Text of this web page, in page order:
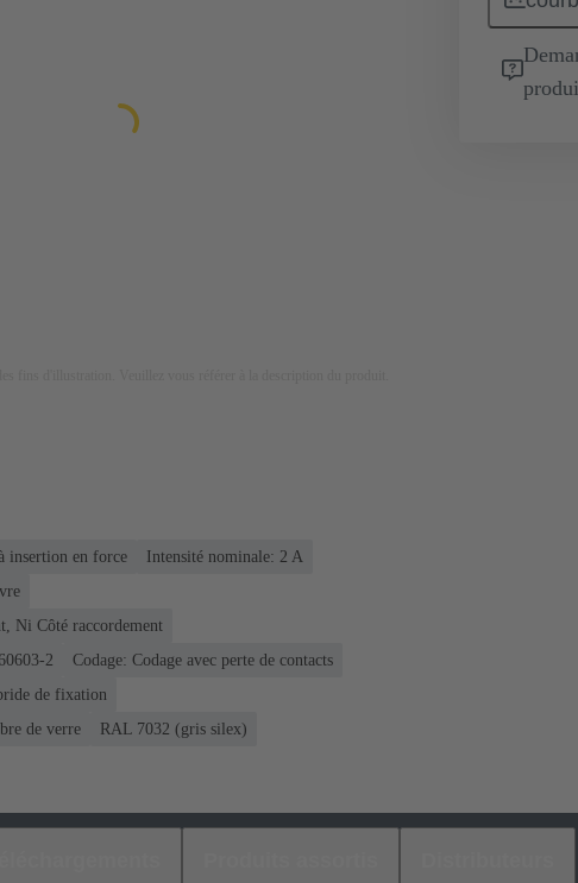
insertion en force
Intensité nominale: ‌2 A
Ni Côté raccordement
2
Codage: Codage avec perte de contacts
de fixation
de verre
RAL 7032 (gris silex)